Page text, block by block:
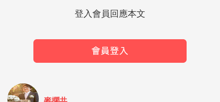
登入會員回應本文